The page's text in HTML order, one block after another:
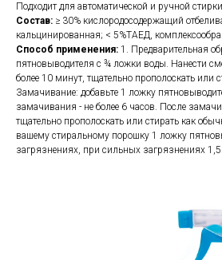
Подходит для автоматической и ручной
Состав: ≥ 30% кислородосодержащий
кальцинированная; < 5%ТАЕД,
Способ применения: 1. Предварительная
пятновыводителя с ¾ ложки воды. Нанести
более 10 минут, тщательно прополоскать или
Замачивание: добавьте 1 ложку
замачивания - не более 6 часов. После
тщательно прополоскать или стирать как
вашему стиральному порошку 1 ложку
загрязнениях, при сильных загрязнениях